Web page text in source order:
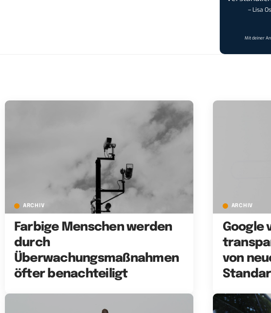
– Lisa
Mit deiner
ARCHIV
Farbige Menschen werden
durch
Überwachungsmaßnahmen
öfter benachteiligt
ARCHIV
Google
von